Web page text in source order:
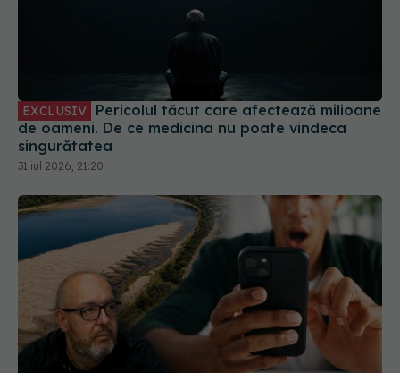
de oameni. De ce medicina nu poate vindeca
singurătatea
31 iul 2026, 21:20